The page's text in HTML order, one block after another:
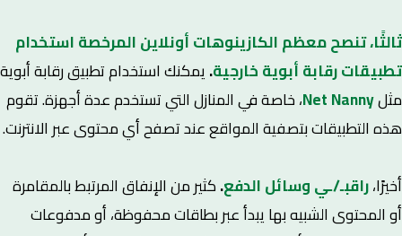
ثالثًا، تنصح معظم الكازينوهات أونلاين المرخصة استخدام
تطبيقات رقابة أبوية خارجية.يمكنك استخدام تطبيق رقابة أبوية
مثل
NetNanny
، خاصة في المنازل التي تستخدم عدة أجهزة. تقوم
هذه التطبيقات بتصفية المواقع عند تصفح أي محتوى عبر الانترنت.
أخيرًا،راقبـ/ـي وسائل الدفع.كثير من الإنفاق المرتبط بالمقامرة
أو المحتوى الشبيه بها يبدأ عبر بطاقات محفوظة، أو مدفوعات